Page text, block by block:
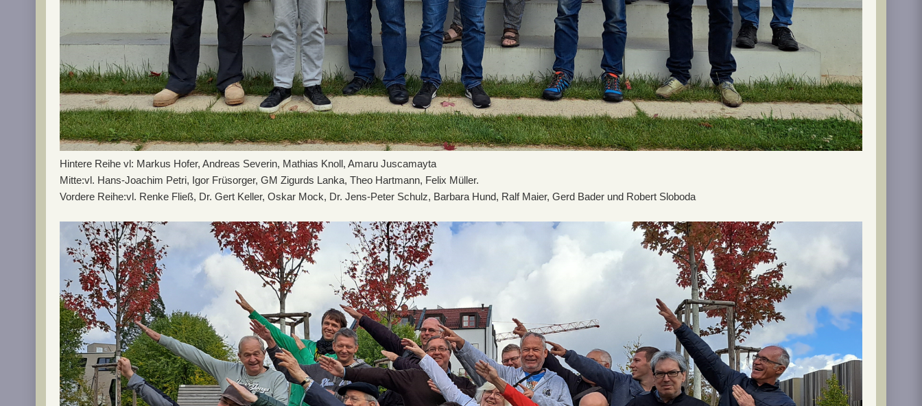
Hintere Reihe vl: Markus Hofer, Andreas Severin, Mathias Knoll, Amaru Juscamayta
Mitte:vl. Hans-Joachim Petri, Igor Früsorger, GM Zigurds Lanka, Theo Hartmann, Felix Müller.
Vordere Reihe:vl. Renke Fließ, Dr. Gert Keller, Oskar Mock, Dr. Jens-Peter Schulz, Barbara Hund, Ralf Maier, Gerd Bader und Robert Sloboda